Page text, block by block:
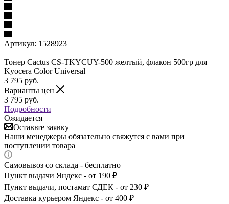
Артикул: 1528923
Тонер Cactus CS-TKYCUY-500 желтый, флакон 500гр для
Kyocera Color Universal
3 795 руб.
Варианты цен
3 795 руб.
Подробности
Ожидается
Оставьте заявку
Наши менеджеры обязательно свяжутся с вами при
поступлении товара
Самовывоз со склада - бесплатно
Пункт выдачи Яндекс - от 190 ₽
Пункт выдачи, постамат СДЕК - от 230 ₽
Доставка курьером Яндекс - от 400 ₽